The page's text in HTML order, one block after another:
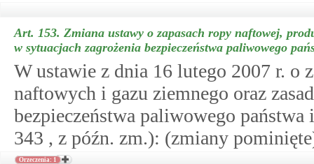
Art. 153. Zmiana ustawy o zapasach ropy naftowej,
w sytuacjach zagrożenia bezpieczeństwa paliwowego
W ustawie z dnia 16 lutego 2007 r. o
naftowych i gazu ziemnego oraz
bezpieczeństwa paliwowego
343 , z późn. zm.): (zmiany
Orzeczenia: 1